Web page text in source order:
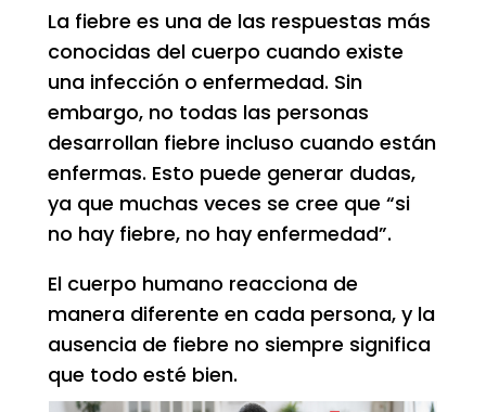
La fiebre es una de las respuestas más
conocidas del cuerpo cuando existe
una infección o enfermedad. Sin
embargo, no todas las personas
desarrollan fiebre incluso cuando están
enfermas. Esto puede generar dudas,
ya que muchas veces se cree que “si
no hay fiebre, no hay enfermedad”.
El cuerpo humano reacciona de
manera diferente en cada persona, y la
ausencia de fiebre no siempre significa
que todo esté bien.